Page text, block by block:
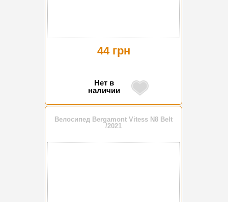
44 грн
Нет в
наличии
Велосипед Bergamont Vitess N8 Belt
/2021